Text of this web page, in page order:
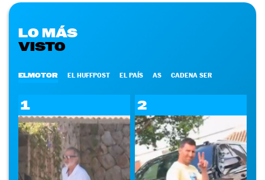
LO MÁS
VISTO
ELMOTOR EL HUFFPOST EL PAÍS AS CADENA SER
1 2